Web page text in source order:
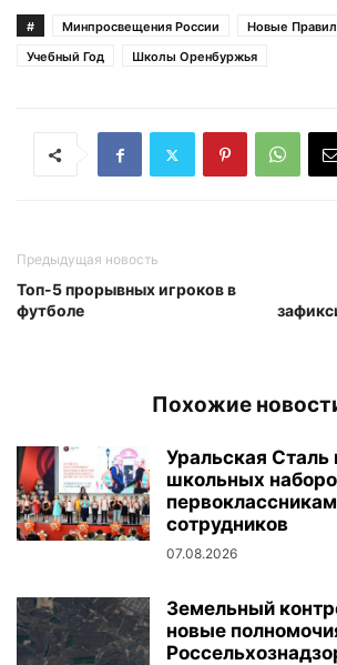
# Минпросвещения России Новые
Учебный Год
Школы Оренбуржья
Предыдущая новость
Топ-5 прорывных игроков в
футболе
Похожие
Уральская Сталь
школьных
сотрудников
07.08.2026
Земельный
новые